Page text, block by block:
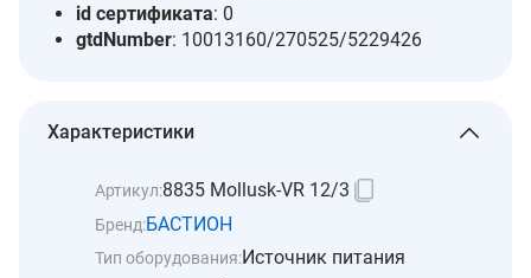
id сертификата: 0
gtdNumber: 10013160/270525/5229426
Характеристики
Артикул:8835 Mollusk-VR 12/3
Бренд:БАСТИОН
Тип оборудования:Источник питания